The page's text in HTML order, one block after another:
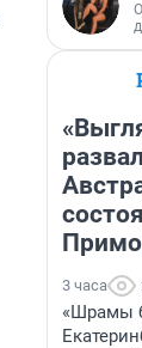
3 часа
«Шрамы